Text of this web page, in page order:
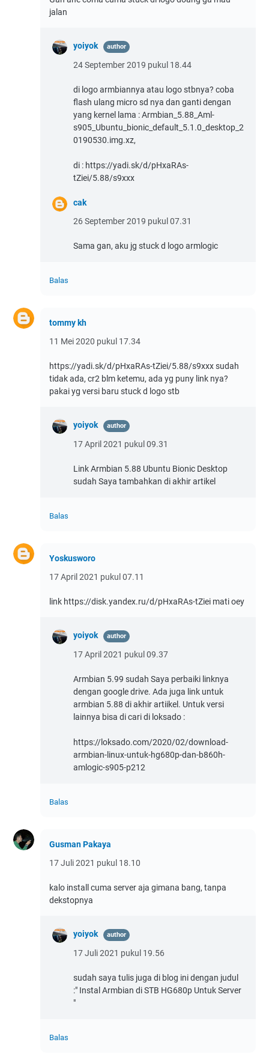
jalan
yoiyok
24 September 2019 pukul 18.44
di logo armbiannya atau logo stbnya? coba
flash ulang micro sd nya dan ganti dengan
yang kernel lama : Armbian_5.88_Aml-
s905_Ubuntu_bionic_default_5.1.0_desktop_2
0190530.img.xz,
di : https://yadi.sk/d/pHxaRAs-
tZiei/5.88/s9xxx
cak
26 September 2019 pukul 07.31
Sama gan, aku jg stuck d logo armlogic
Balas
tommy kh
11 Mei 2020 pukul 17.34
https://yadi.sk/d/pHxaRAs-tZiei/5.88/s9xxx sudah
tidak ada, cr2 blm ketemu, ada yg puny link nya?
pakai yg versi baru stuck d logo stb
yoiyok
17 April 2021 pukul 09.31
Link Armbian 5.88 Ubuntu Bionic Desktop
sudah Saya tambahkan di akhir artikel
Balas
Yoskusworo
17 April 2021 pukul 07.11
link https://disk.yandex.ru/d/pHxaRAs-tZiei mati oey
yoiyok
17 April 2021 pukul 09.37
Armbian 5.99 sudah Saya perbaiki linknya
dengan google drive. Ada juga link untuk
armbian 5.88 di akhir artiikel. Untuk versi
lainnya bisa di cari di loksado :
https://loksado.com/2020/02/download-
armbian-linux-untuk-hg680p-dan-b860h-
amlogic-s905-p212
Balas
Gusman Pakaya
17 Juli 2021 pukul 18.10
kalo install cuma server aja gimana bang, tanpa
dekstopnya
yoiyok
17 Juli 2021 pukul 19.56
sudah saya tulis juga di blog ini dengan judul
:" Instal Armbian di STB HG680p Untuk Server
"
Balas